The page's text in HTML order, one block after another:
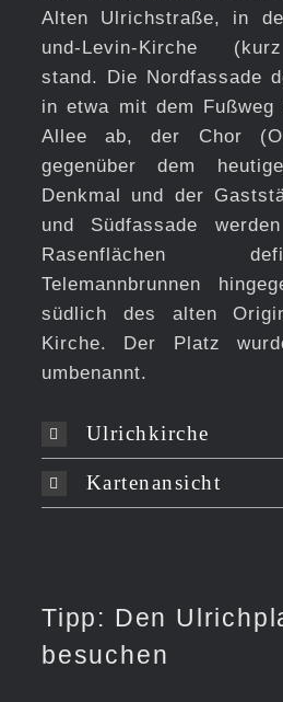
Alten Ulrichstraße, in
und-Levin-Kirche
stand. Die Nordfassade
in etwa mit dem Fußweg
Allee ab, der Chor
gegenüber dem
Denkmal und der
und Südfassade
Rasenflächen
Telemannbrunnen
südlich des alten
Kirche. Der Platz
umbenannt.
Ulrichkirche
Kartenansicht
Tipp: Den
besuchen